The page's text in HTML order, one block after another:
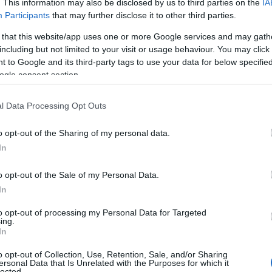
This information may also be disclosed by us to third parties on the
Participants that may further disclose it to other third parties.
that this website/app uses one or more Google services and may
but not limited to your visit or usage behaviour. You may
to Google and its third-party tags to use your data for below
consent section.
Data Processing Opt Outs
opt-out of the Sharing of my personal data.
opt-out of the Sale of my Personal Data.
opt-out of processing my Personal Data for Targeted
opt-out of Collection, Use, Retention, Sale, and/or Sharing
Data that Is Unrelated with the Purposes for which it
Gündogan.
¿Cómo funcionan?
comunidades la temporada 23/24. A
Willian José, Marc Roca.